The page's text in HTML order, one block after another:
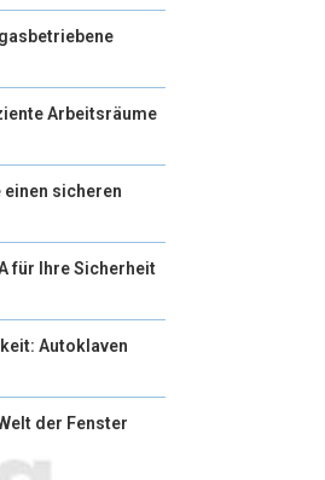
Arbeitsräume
sicheren
für Ihre Sicherheit
Autoklaven
der Fenster